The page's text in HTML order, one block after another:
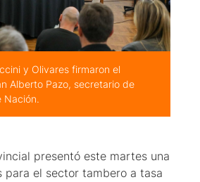
y Olivares firmaron el
Alberto Pazo, secretario de
Nación.
presentó este martes una
para el sector tambero a tasa